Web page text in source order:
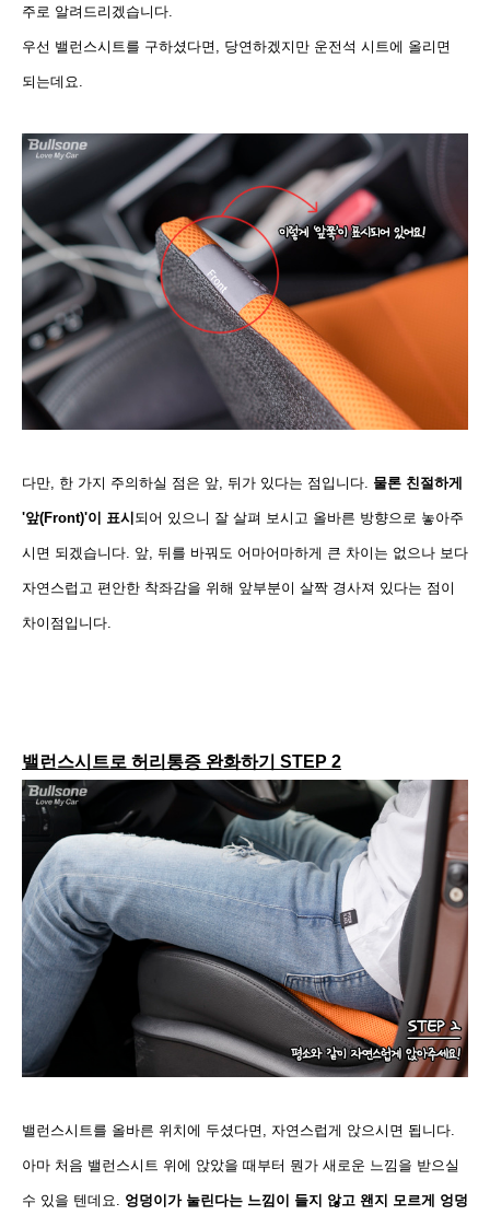
주로 알려드리겠습니다.
우선 밸런스시트를 구하셨다면, 당연하겠지만 운전석 시트에 올리면
되는데요.
다만, 한 가지 주의하실 점은 앞, 뒤가 있다는 점입니다. 물론 친절하게
'앞(Front)'이 표시 되어 있으니 잘 살펴 보시고 올바른 방향으로 놓아주
시면 되겠습니다. 앞, 뒤를 바꿔도 어마어마하게 큰 차이는 없으나 보다
자연스럽고 편안한 착좌감을 위해 앞부분이 살짝 경사져 있다는 점이
차이점입니다.
밸런스시트로 허리통증 완화하기 STEP 2
밸런스시트를 올바른 위치에 두셨다면, 자연스럽게 앉으시면 됩니다.
아마 처음 밸런스시트 위에 앉았을 때부터 뭔가 새로운 느낌을 받으실
수 있을 텐데요. 엉덩이가 눌린다는 느낌이 들지 않고 왠지 모르게 엉덩